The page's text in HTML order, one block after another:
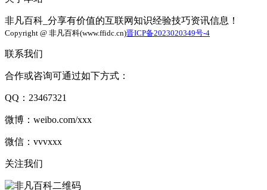
非凡百科_分享有价值的互联网知识经验技巧资讯信息！
Copyright @ 非凡百科(www.ffidc.cn)晋ICP备2023020349号-4
联系我们
合作或咨询可通过如下方式：
QQ：23467321
微博：weibo.com/xxx
微信：vvvxxx
关注我们